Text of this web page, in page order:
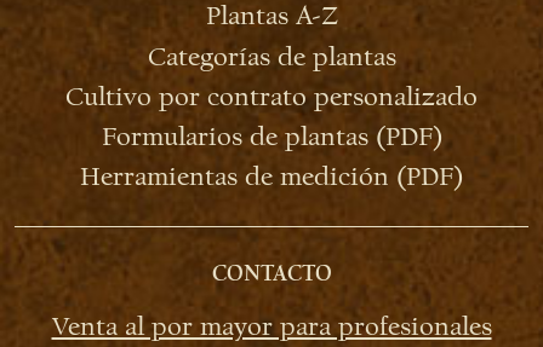
Plantas A-Z
Categorías de plantas
Cultivo por contrato personalizado
Formularios de plantas (PDF)
Herramientas de medición (PDF)
CONTACTO
Venta al por mayor para profesionales